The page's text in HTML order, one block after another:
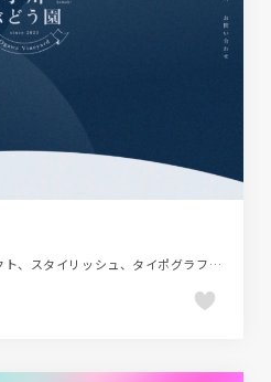
シンプル、スクロールエフェクト、スタイリッシュ、タイポグラフィー、ナチュラル、フラットデザイン、ブランド・サービスサイト、ブルー系、ポップ、第一次産業・SDGs・地方創生、飲料・食品